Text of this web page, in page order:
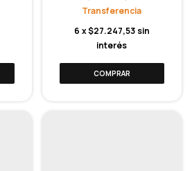
6 x$27.247,53 sin
interés